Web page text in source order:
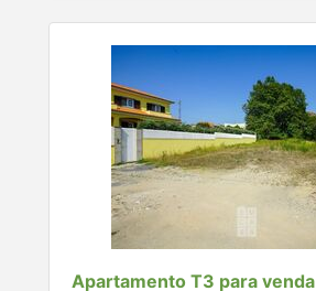
Apartamento T3 para venda